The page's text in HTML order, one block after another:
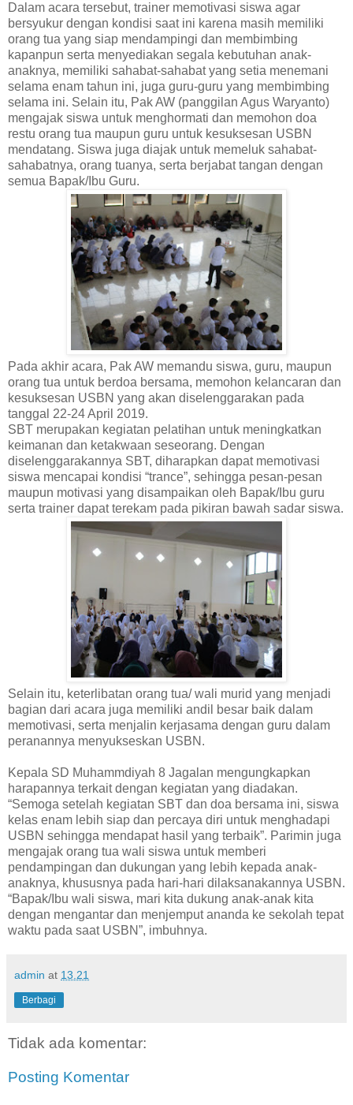
Dalam acara tersebut, trainer memotivasi siswa agar
bersyukur dengan kondisi saat ini karena masih memiliki
orang tua yang siap mendampingi dan membimbing
kapanpun serta menyediakan segala kebutuhan anak-
anaknya, memiliki sahabat-sahabat yang setia menemani
selama enam tahun ini, juga guru-guru yang membimbing
selama ini. Selain itu, Pak AW (panggilan Agus Waryanto)
mengajak siswa untuk menghormati dan memohon doa
restu orang tua maupun guru untuk kesuksesan USBN
mendatang. Siswa juga diajak untuk memeluk sahabat-
sahabatnya, orang tuanya, serta berjabat tangan dengan
semua Bapak/Ibu Guru.
Pada akhir acara, Pak AW memandu siswa, guru, maupun
orang tua untuk berdoa bersama, memohon kelancaran dan
kesuksesan USBN yang akan diselenggarakan pada
tanggal 22-24 April 2019.
SBT merupakan kegiatan pelatihan untuk meningkatkan
keimanan dan ketakwaan seseorang. Dengan
diselenggarakannya SBT, diharapkan dapat memotivasi
siswa mencapai kondisi “trance”, sehingga pesan-pesan
maupun motivasi yang disampaikan oleh Bapak/Ibu guru
serta trainer dapat terekam pada pikiran bawah sadar siswa.
Selain itu, keterlibatan orang tua/ wali murid yang menjadi
bagian dari acara juga memiliki andil besar baik dalam
memotivasi, serta menjalin kerjasama dengan guru dalam
peranannya menyukseskan USBN.
Kepala SD Muhammdiyah 8 Jagalan mengungkapkan
harapannya terkait dengan kegiatan yang diadakan.
“Semoga setelah kegiatan SBT dan doa bersama ini, siswa
kelas enam lebih siap dan percaya diri untuk menghadapi
USBN sehingga mendapat hasil yang terbaik”. Parimin juga
mengajak orang tua wali siswa untuk memberi
pendampingan dan dukungan yang lebih kepada anak-
anaknya, khususnya pada hari-hari dilaksanakannya USBN.
“Bapak/Ibu wali siswa, mari kita dukung anak-anak kita
dengan mengantar dan menjemput ananda ke sekolah tepat
waktu pada saat USBN”, imbuhnya.
admin at 13.21
Berbagi
Tidak ada komentar:
Posting Komentar